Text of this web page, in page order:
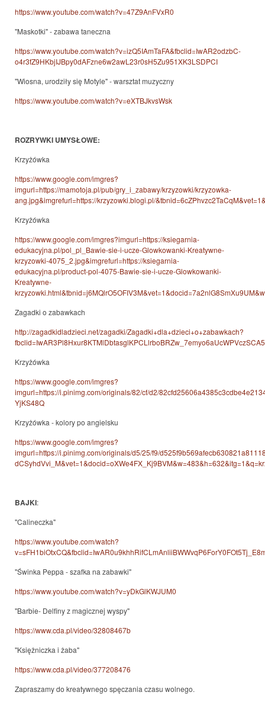
https://www.youtube.com/watch?v=47Z9AnFVxR0
"Maskotki" - zabawa taneczna
https://www.youtube.com/watch?v=izQ5IAmTaFA&fbclid=IwAR2odzbC-
o4r3fZ9HKbjIJBpy0dAFzne6w2awL23r0sH5Zu951XK3LSDPCI
"Wiosna, urodziły się Motyle" - warsztat muzyczny
https://www.youtube.com/watch?v=eXTBJkvsWsk
ROZRYWKI UMYSŁOWE:
Krzyżówka
https://www.google.com/imgres?
imgurl=https://mamotoja.pl/pub/gry_i_zabawy/krzyzowki/krzyzowka-
ang.jpg&imgrefurl=https://krzyzowki.blogi.pl/
Krzyżówka
https://www.google.com/imgres?imgurl=https://ksiegarnia-
edukacyjna.pl/pol_pl_Bawie-sie-i-ucze-Glowkowanki-Kreatywne-
krzyzowki-4075_2.jpg&imgrefurl=https://ksiegarnia-
edukacyjna.pl/product-pol-4075-Bawie-sie-i-ucze-Glowkowanki-
Kreatywne-
Zagadki o zabawkach
http://zagadkidladzieci.net/zagadki/Zagadki+dla+dzieci+o+zabawkach?
Krzyżówka
https://www.google.com/imgres?
imgurl=https://i.pinimg.com/originals/82/cf/d2/
YjKS48Q
Krzyżówka - kolory po angielsku
https://www.google.com/imgres?
imgurl=https://i.pinimg.com/originals/d5/25/f9/
BAJKI:
"Calineczka"
https://www.youtube.com/watch?
"Świnka Peppa - szafka na zabawki"
https://www.youtube.com/watch?v=yDkGlKWJUM0
"Barbie- Delfiny z magicznej wyspy"
https://www.cda.pl/video/32808467b
"Księżniczka i żaba"
https://www.cda.pl/video/377208476
Zapraszamy do kreatywnego spęczania czasu wolnego.